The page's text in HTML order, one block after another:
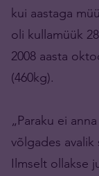
kui aastaga
oli kullamüük
2008 aasta
(460kg).
„Paraku ei
võlgades
Ilmselt ollakse